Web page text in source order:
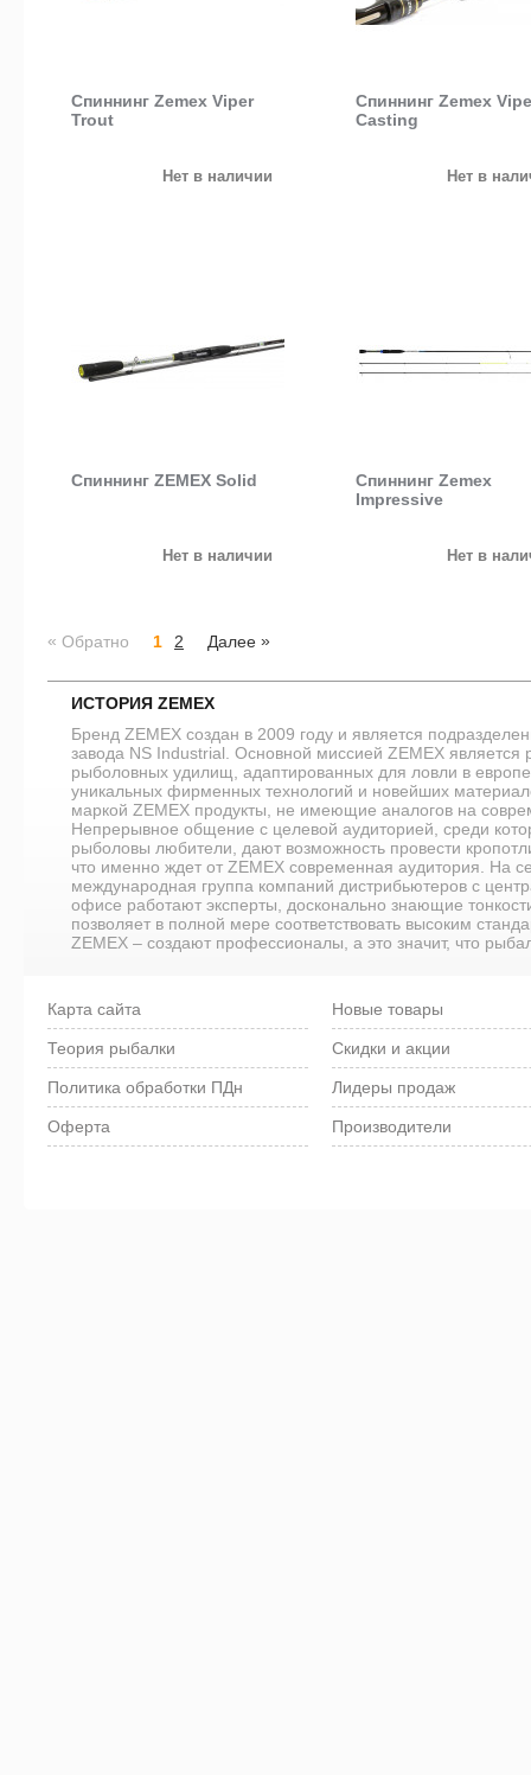
Спиннинг Zemex Viper
Trout
Нет в наличии
Спиннинг Zemex
Casting
Нет в
Спиннинг ZEMEX Solid
Нет в наличии
Спиннинг Zemex
Impressive
Нет в
« Обратно 1 2 Далее »
ИСТОРИЯ ZEMEX
Бренд ZEMEX создан в 2009 году и является
завода NS Industrial. Основной миссией ZEMEX является
рыболовных удилищ, адаптированных для ловли в
уникальных фирменных технологий и новейших
маркой ZEMEX продукты, не имеющие аналогов на
Непрерывное общение с целевой аудиторией, среди
рыболовы любители, дают возможность провести
что именно ждет от ZEMEX современная аудитория. На
международная группа компаний дистрибьютеров с
офисе работают эксперты, досконально знающие
позволяет в полной мере соответствовать высоким
ZEMEX – создают профессионалы, а это значит, что
Карта сайта
Теория рыбалки
Политика обработки ПДн
Оферта
Новые товары
Скидки и акции
Лидеры продаж
Производители